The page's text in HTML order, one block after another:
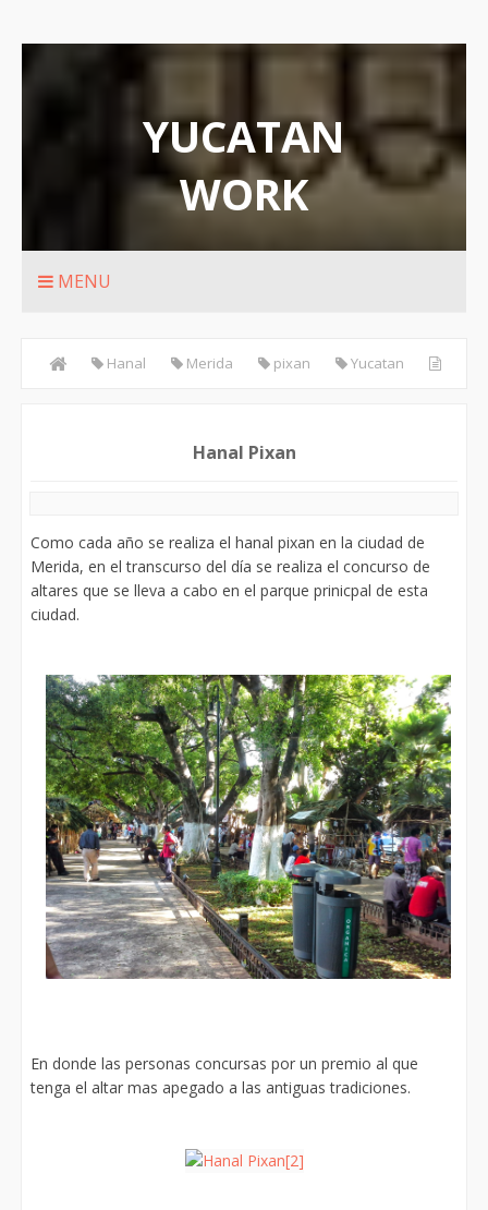
YUCATAN
WORK
Rutas de transporte urbanos de Merida
MENU
Hanal Merida pixan Yucatan
Hanal Pixan
Como cada año se realiza el hanal pixan en la ciudad de
Merida, en el transcurso del día se realiza el concurso de
altares que se lleva a cabo en el parque prinicpal de esta
ciudad.
En donde las personas concursas por un premio al que
tenga el altar mas apegado a las antiguas tradiciones.